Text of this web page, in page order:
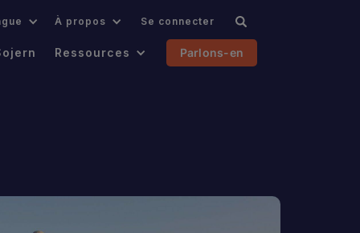
À propos Se connecter
Ressources Parlons-en